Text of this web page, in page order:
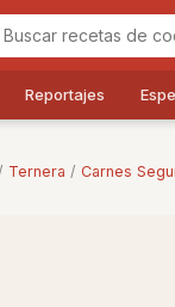
Reportajes
Ternera / Carnes